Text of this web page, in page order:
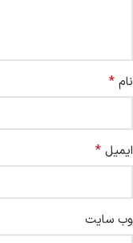
نام *
ایمیل *
وب‌ سایت